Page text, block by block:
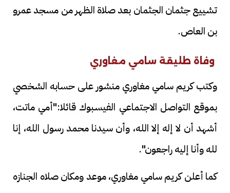
تشييع جثمان الجثمان بعد صلاة الظهر من مسجد عمرو
بن العاص.
وفاة طليقة سامي مغاوري
وكتب كريم سامي مغاوري منشور على حسابه الشخصي
بموقع التواصل الاجتماعي الفيسبوك قائلا:"أمي ماتت،
أشهد أن لا إله إلا الله، وأن سيدنا محمد رسول الله، إنا
لله وأنا إليه راجعون".
كما أعلن كريم سامي مغاوري، موعد ومكان صلاه الجنازه